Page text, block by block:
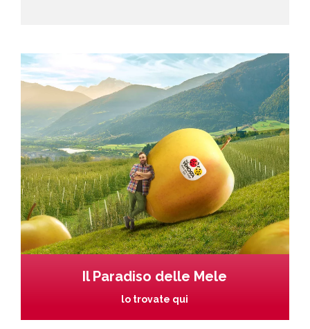
Il Paradiso delle Mele
lo trovate qui